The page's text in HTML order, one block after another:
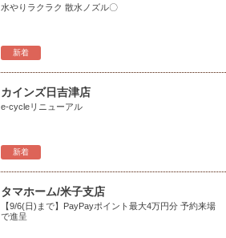
新着
水やりラクラク 散水ノズル〇
新着
カインズ日吉津店
e-cycleリニューアル
タマホーム/米子支店
【9/6(日)まで】PayPayポイント最大4万円分 予約来場
で進呈